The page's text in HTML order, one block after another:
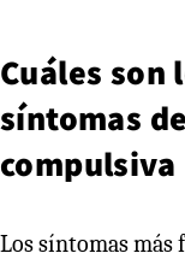
Cuáles son
síntomas
compulsiva
Los síntomas más